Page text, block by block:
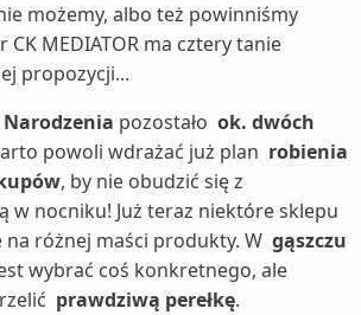
możemy, albo też powinniśmy
MEDIATOR ma cztery tanie
propozycji...
pozostało ok. dwóch
powoli wdrażać już plan robienia
, by nie obudzić się z
w nocniku! Już teraz niektóre sklepu
na różnej maści produkty. W gąszczu
wybrać coś konkretnego, ale
prawdziwą perełkę.